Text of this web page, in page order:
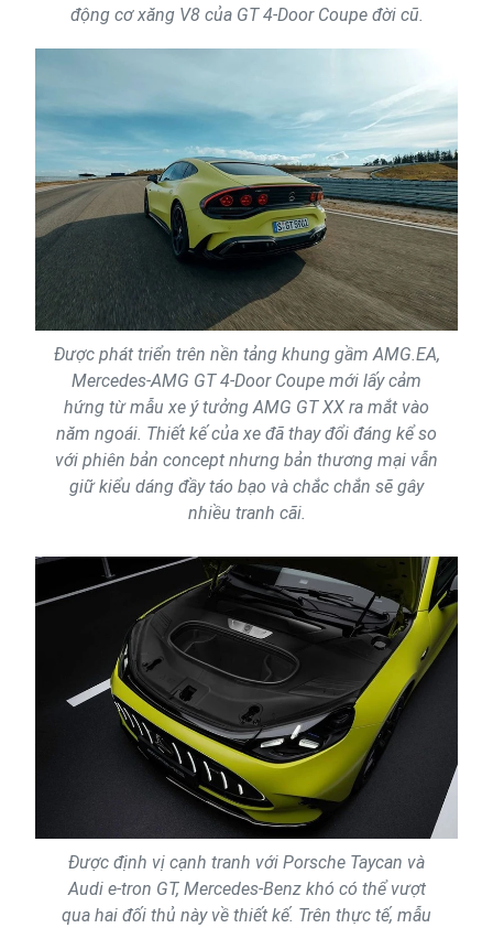
động cơ xăng V8 của GT 4-Door Coupe đời cũ.
Được phát triển trên nền tảng khung gầm AMG.EA,
Mercedes-AMG GT 4-Door Coupe mới lấy cảm
hứng từ mẫu xe ý tưởng AMG GT XX ra mắt vào
năm ngoái. Thiết kế của xe đã thay đổi đáng kể so
với phiên bản concept nhưng bản thương mại vẫn
giữ kiểu dáng đầy táo bạo và chắc chắn sẽ gây
nhiều tranh cãi.
Được định vị cạnh tranh với Porsche Taycan và
Audi e-tron GT, Mercedes-Benz khó có thể vượt
qua hai đối thủ này về thiết kế. Trên thực tế, mẫu